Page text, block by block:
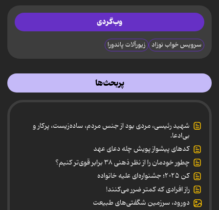
وب‌گردی
سرویس خواب نوزاد زیورآلات پاندورا
پربحث‌ها
شهید رئیسی، مردی بود از جنس مردم، ساده‌زیست، پرکار و
بی‌ادعا.
کدهای پیشواز پویش چله دعای عهد
چطور خودمان را از نظر ذهنی ۳۸ برابر قوی‌تر کنیم؟
کن ۲۰۲۵؛ جشنواره‌ای علیه خانواده
راز افرادی که کمتر ضرر می‌کنند!
دورود، سرزمین شگفتی‌های طبیعت